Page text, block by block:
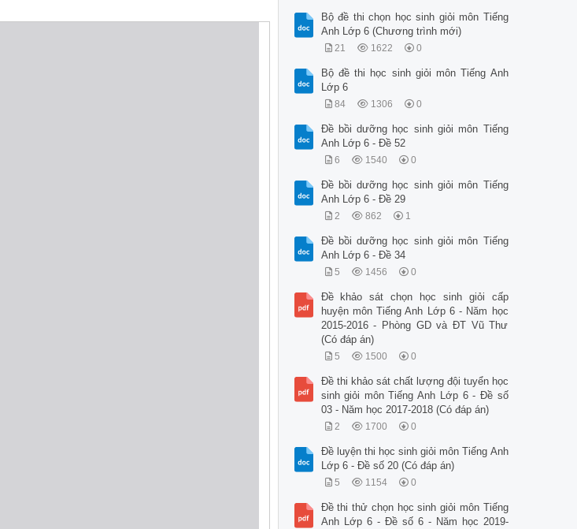
Bộ đề thi chọn học sinh giỏi môn Tiếng
Anh Lớp 6 (Chương trình mới)
21 1622 0
Bộ đề thi học sinh giỏi môn Tiếng Anh
Lớp 6
84 1306 0
Đề bồi dưỡng học sinh giỏi môn Tiếng
Anh Lớp 6 - Đề 52
6 1540 0
Đề bồi dưỡng học sinh giỏi môn Tiếng
Anh Lớp 6 - Đề 29
2 862 1
Đề bồi dưỡng học sinh giỏi môn Tiếng
Anh Lớp 6 - Đề 34
5 1456 0
Đề khảo sát chọn học sinh giỏi cấp
huyện môn Tiếng Anh Lớp 6 - Năm học
2015-2016 - Phòng GD và ĐT Vũ Thư
(Có đáp án)
5 1500 0
Đề thi khảo sát chất lượng đội tuyển học
sinh giỏi môn Tiếng Anh Lớp 6 - Đề số
03 - Năm học 2017-2018 (Có đáp án)
2 1700 0
Đề luyện thi học sinh giỏi môn Tiếng Anh
Lớp 6 - Đề số 20 (Có đáp án)
5 1154 0
Đề thi thử chọn học sinh giỏi môn Tiếng
Anh Lớp 6 - Đề số 6 - Năm học 2019-